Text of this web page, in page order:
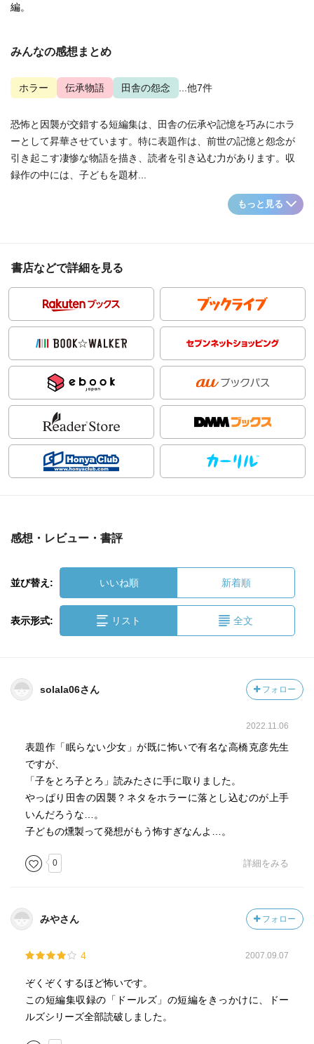
編。
みんなの感想まとめ
ホラー 伝承物語 田舎の怨念 ...他7件
恐怖と因襲が交錯する短編集は、田舎の伝承や記憶を巧みにホラ
ーとして昇華させています。特に表題作は、前世の記憶と怨念が
引き起こす凄惨な物語を描き、読者を引き込む力があります。収
録作の中には、子どもを題材...
もっと見る
書店などで詳細を見る
感想・レビュー・書評
並び替え: いいね順 新着順
表示形式: リスト 全文
solala06さん フォロー
2022.11.06
表題作「眠らない少女」が既に怖いで有名な高橋克彦先生
ですが、
「子をとろ子とろ」読みたさに手に取りました。
やっぱり田舎の因襲？ネタをホラーに落とし込むのが上手
いんだろうな…。
子どもの燻製って発想がもう怖すぎなんよ…。
0 詳細をみる
みやさん フォロー
4 2007.09.07
ぞくぞくするほど怖いです。
この短編集収録の「ドールズ」の短編をきっかけに、ドー
ルズシリーズ全部読破しました。